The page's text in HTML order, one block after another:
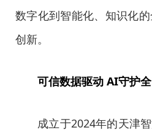
数字化到智能化、知识化
创新。
可信数据驱动 AI守护
成立于2024年的天津